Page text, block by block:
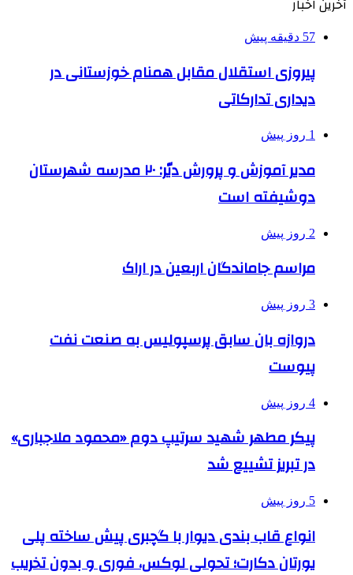
57 دقیقه پیش
پیروزی استقلال مقابل همنام خوزستانی در
دیداری تدارکاتی
1 روز پیش
مدیر آموزش و پرورش دیّر: ۲۰ مدرسه شهرستان
دوشیفته است
2 روز پیش
مراسم جاماندگان اربعین در اراک
3 روز پیش
دروازه بان سابق پرسپولیس به صنعت نفت
پیوست
4 روز پیش
پیکر مطهر شهید سرتیپ دوم «محمود ملاجباری»
در تبریز تشییع شد
5 روز پیش
انواع قاب بندی دیوار با گچبری پیش ساخته پلی
یورتان دکارت؛ تحولی لوکس، فوری و بدون تخریب